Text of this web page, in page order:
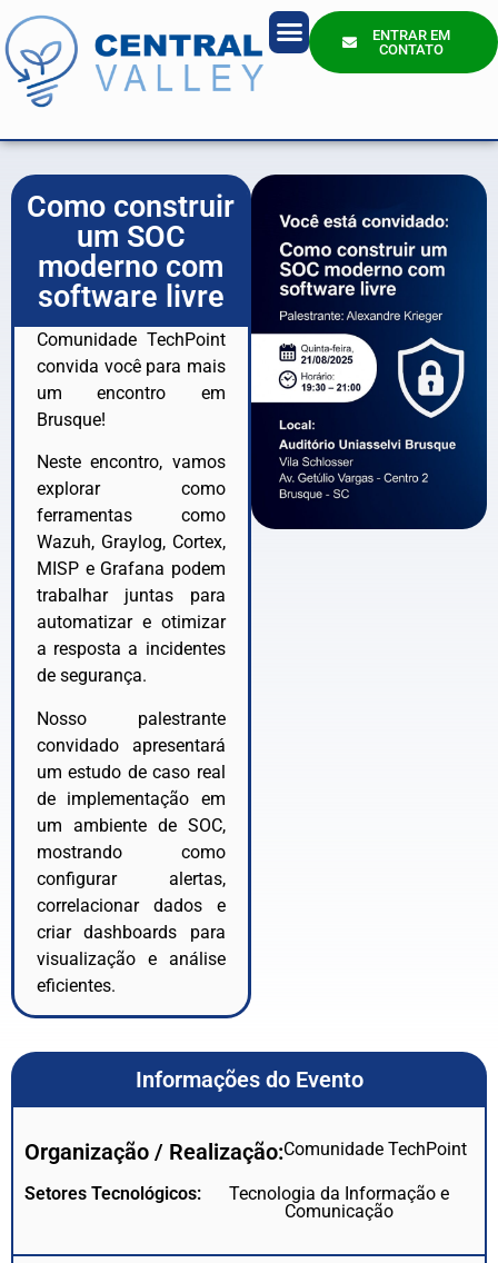
ENTRAR EM
CONTATO
Como construir
um SOC
moderno com
software livre
Comunidade TechPoint
convida você para mais
um encontro em
Brusque!
Neste encontro, vamos
explorar como
ferramentas como
Wazuh, Graylog, Cortex,
MISP e Grafana podem
trabalhar juntas para
automatizar e otimizar
a resposta a incidentes
de segurança.
Nosso palestrante
convidado apresentará
um estudo de caso real
de implementação em
um ambiente de SOC,
mostrando como
configurar alertas,
correlacionar dados e
criar dashboards para
visualização e análise
eficientes.
Informações do Evento
Organização / Realização:Comunidade TechPoint
Setores Tecnológicos:
Tecnologia da Informação e
Comunicação